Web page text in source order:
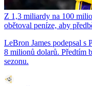
Z 1,3 miliardy na 100
obětoval peníze, aby
LeBron James podepsal s
8 milionů dolarů. Předtím
sezonu.